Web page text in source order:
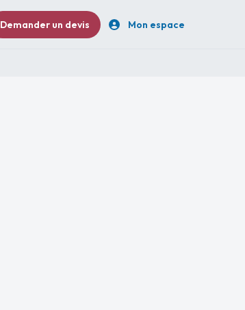
Demander un devis Mon espace